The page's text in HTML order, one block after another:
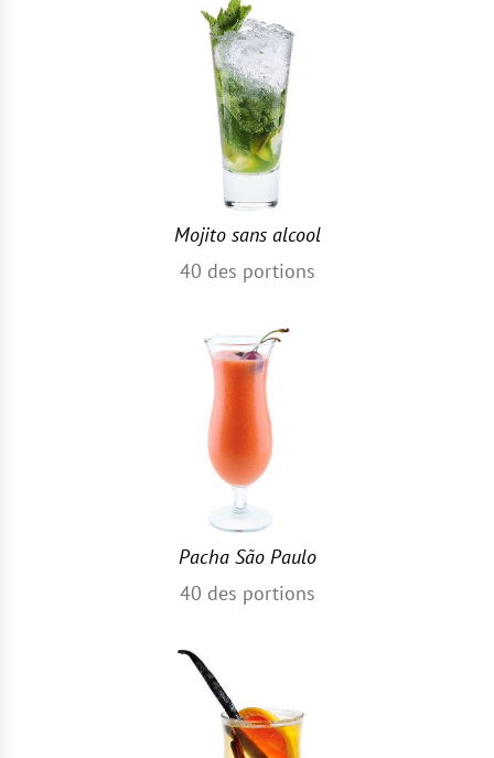
Mojito sans alcool
40 des portions
Pacha São Paulo
40 des portions